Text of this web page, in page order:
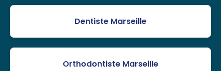
Dentiste Marseille
Orthodontiste Marseille